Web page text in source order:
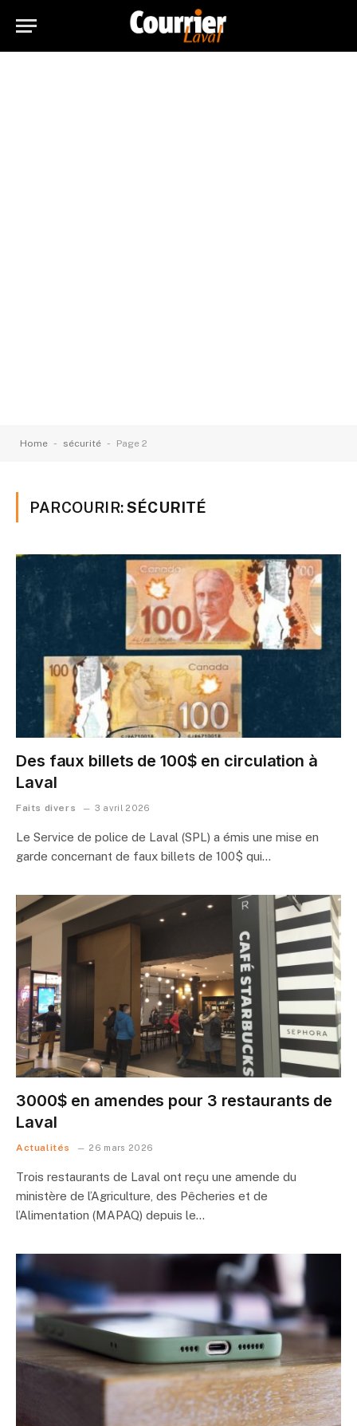
Home - sécurité - Page 2
PARCOURIR:SÉCURITÉ
Des faux billets de 100$ en circulation à
Laval
Faits divers 3 avril 2026
Le Service de police de Laval (SPL) a émis une mise en
garde concernant de faux billets de 100$ qui…
3000$ en amendes pour 3 restaurants de
Laval
Actualités 26 mars 2026
Trois restaurants de Laval ont reçu une amende du
ministère de l’Agriculture, des Pêcheries et de
l’Alimentation (MAPAQ) depuis le…